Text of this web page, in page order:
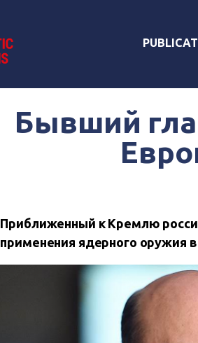
Бывший
Приближенный к Кремлю
применения ядерного оружия